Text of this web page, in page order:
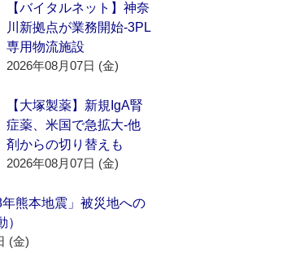
【バイタルネット】神奈
川新拠点が業務開始‐3PL
専用物流施設
2026年08月07日 (金)
【大塚製薬】新規IgA腎
症薬、米国で急拡大‐他
剤からの切り替えも
2026年08月07日 (金)
熊本地震」被災地への
(金)